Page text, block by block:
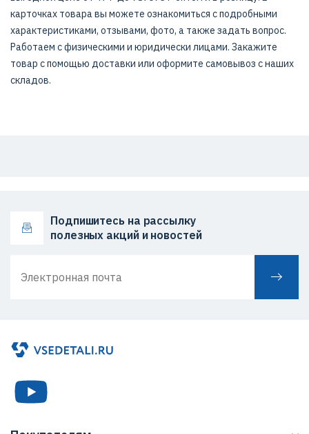
карточках товара вы можете ознакомиться с подробными
характеристиками, отзывами, фото, а также задать вопрос.
Работаем с физическими и юридически лицами. Закажите
товар с помощью доставки или оформите самовывоз с наших
складов.
Подпишитесь на рассылку
полезных акций и новостей